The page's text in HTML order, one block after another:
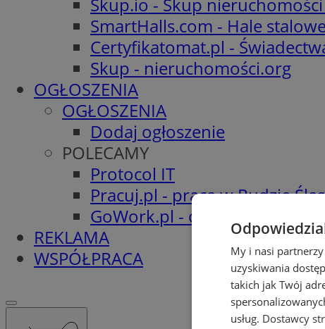
SmartHalls.com - Hale
Certyfikatomat.pl -
Skup - nieruchomości.org
OGŁOSZENIA
OGŁOSZENIA
Dodaj ogłoszenie
POLECAMY
Protocol IT
Pracuj.pl - praca w Rudzie
GoWork.pl - oferty pracy
REKLAMA
WSPÓŁPRACA
My i nasi
uzyskiwania
takich jak Twój
usług. Dostawcy